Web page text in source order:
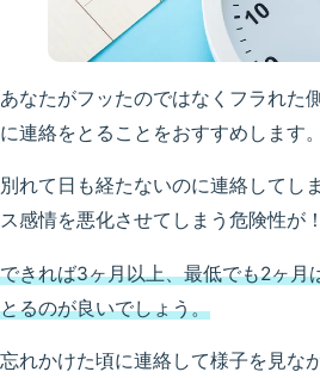
あなたがフッたのではなくフラれた
に連絡をとることをおすすめします。
別れて日も経たないのに連絡してし
ス感情を悪化させてしまう危険性が！
できれば3ヶ月以上、最低でも2ヶ月
とるのが良いでしょう。
忘れかけた頃に連絡して様子を見な